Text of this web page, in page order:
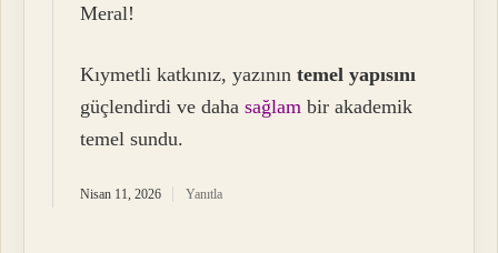
Meral!
Kıymetli katkınız, yazınıntemel yapısını
güçlendirdi ve dahasağlam bir akademik
temel sundu.
Nisan 11, 2026 Yanıtla